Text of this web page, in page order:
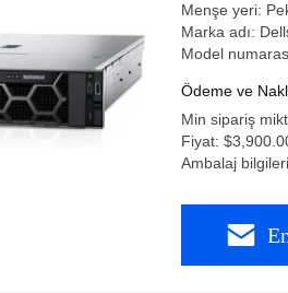
Menşe yeri:
Marka adı:
Model
Ödeme ve
Min sipariş
Fiyat:
Ambalaj